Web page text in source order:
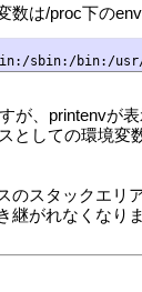
は/proc下の
、printenvが
しての環境
スタックエ
がれなくなりま